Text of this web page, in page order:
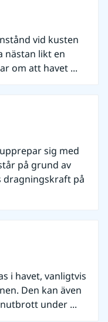
vid kusten
nästan likt en
om att havet ...
sig med
på grund av
dragningskraft på
i havet, vanligtvis
Den kan även
under ...